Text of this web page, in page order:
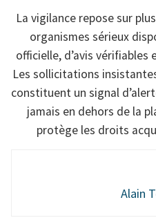
La vigilance repose sur
organismes sérieux
officielle, d’avis vérifiables
Les sollicitations
constituent un signal
jamais en dehors de la
protège les droits
Alain